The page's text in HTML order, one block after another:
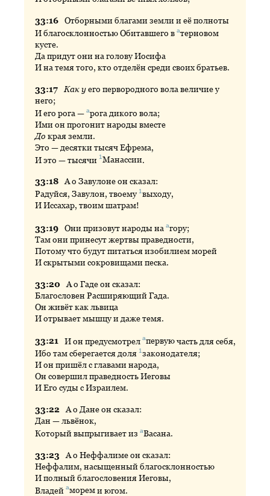
33:16 Отборными благами земли и её полноты
И благосклонностью Обитавшего ватерновом
кусте.
Да придут они на голову Иосифа
И на темя того, кто отделён среди своих братьев.
33:17 Как уего первородного вола величие у
него;
И его рога —арога дикого вола;
Ими он прогонит народы вместе
До края земли.
Это — десятки тысяч Ефрема,
И это — тысячи1Манассии.
33:18 Ао Завулоне он сказал:
Радуйся, Завулон, твоему1выходу,
И Иссахар, твоим шатрам!
33:19 Они призовут народы наагору;
Там они принесут жертвы праведности,
Потому что будут питаться изобилием морей
И скрытыми сокровищами песка.
33:20 Ао Гаде он сказал:
Благословен Расширяющий Гада.
Он живёт как львица
И отрывает мышцу и даже темя.
33:21 Ион предусмотрелапервуючасть для себя,
Ибо там сберегается доля1законодателя;
И он пришёл с главами народа,
Он совершил праведность Иеговы
И Его суды с Израилем.
33:22 Ао Дане он сказал:
Дан — львёнок,
Который выпрыгивает изаВасана.
33:23 Ао Неффалиме он сказал:
Неффалим, насыщенный благосклонностью
И полный благословения Иеговы,
Владейамореми югом.